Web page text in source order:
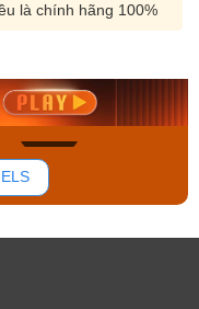
là chính hãng 100%
Casio Nam MTS-
Mua ngay